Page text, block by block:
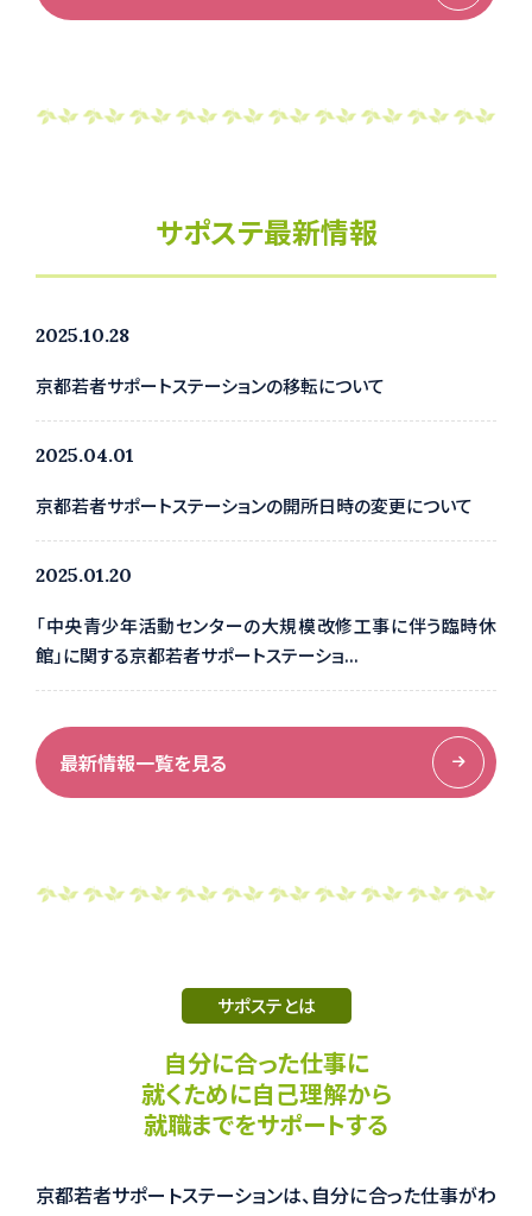
サポステ最新情報
2025.10.28
京都若者サポートステーションの移転について
2025.04.01
京都若者サポートステーションの開所日時の変更について
2025.01.20
「中央青少年活動センターの大規模改修工事に伴う臨時休
館」に関する京都若者サポートステーショ...
最新情報一覧を見る
サポステとは
自分に合った仕事に
就くために自己理解から
就職までをサポートする
京都若者サポートステーションは、自分に合った仕事がわ